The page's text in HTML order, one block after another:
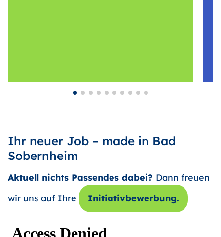
Ihr neuer Job – made in Bad
Sobernheim
Aktuell nichts Passendes dabei? Dann freuen
wir uns auf Ihre
Initiativbewerbung.